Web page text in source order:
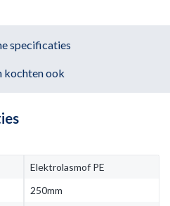
specificaties
kochten ook
Elektrolasmof PE
250mm